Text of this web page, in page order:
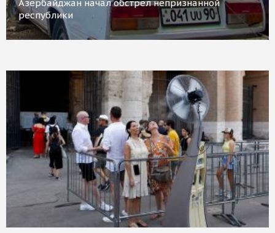
Азербайджан начал обстрел непризнанной
республики